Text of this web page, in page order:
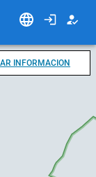
INFORMACION